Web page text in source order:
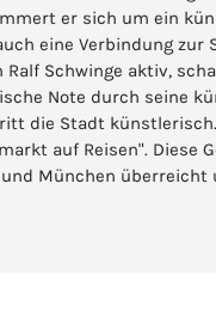
er sich um ein
eine Verbindung
Schwinge aktiv,
Note durch seine
die Stadt
auf Reisen". Diese
München überreicht